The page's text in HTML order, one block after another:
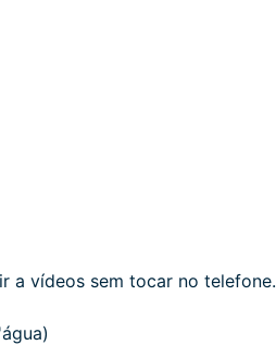
a vídeos sem tocar no telefone.